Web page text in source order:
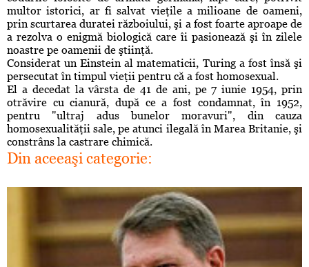
multor istorici, ar fi salvat vieţile a milioane de oameni,
prin scurtarea duratei războiului, şi a fost foarte aproape de
a rezolva o enigmă biologică care îi pasionează şi în zilele
noastre pe oamenii de ştiinţă.
Considerat un Einstein al matematicii, Turing a fost însă şi
persecutat în timpul vieţii pentru că a fost homosexual.
El a decedat la vârsta de 41 de ani, pe 7 iunie 1954, prin
otrăvire cu cianură, după ce a fost condamnat, în 1952,
pentru "ultraj adus bunelor moravuri", din cauza
homosexualităţii sale, pe atunci ilegală în Marea Britanie, şi
constrâns la castrare chimică.
Din aceeaşi categorie: